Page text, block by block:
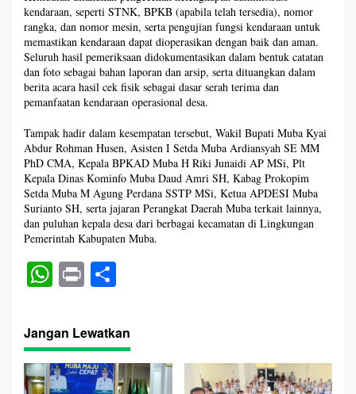
kendaraan, seperti STNK, BPKB (apabila telah tersedia), nomor
rangka, dan nomor mesin, serta pengujian fungsi kendaraan untuk
memastikan kendaraan dapat dioperasikan dengan baik dan aman.
Seluruh hasil pemeriksaan didokumentasikan dalam bentuk catatan
dan foto sebagai bahan laporan dan arsip, serta dituangkan dalam
berita acara hasil cek fisik sebagai dasar serah terima dan
pemanfaatan kendaraan operasional desa.
Tampak hadir dalam kesempatan tersebut, Wakil Bupati Muba Kyai
Abdur Rohman Husen, Asisten I Setda Muba Ardiansyah SE MM
PhD CMA, Kepala BPKAD Muba H Riki Junaidi AP MSi, Plt
Kepala Dinas Kominfo Muba Daud Amri SH, Kabag Prokopim
Setda Muba M Agung Perdana SSTP MSi, Ketua APDESI Muba
Surianto SH, serta jajaran Perangkat Daerah Muba terkait lainnya,
dan puluhan kepala desa dari berbagai kecamatan di Lingkungan
Pemerintah Kabupaten Muba.
W
ts
A
pp
Pr
t re
Jangan Lewatkan